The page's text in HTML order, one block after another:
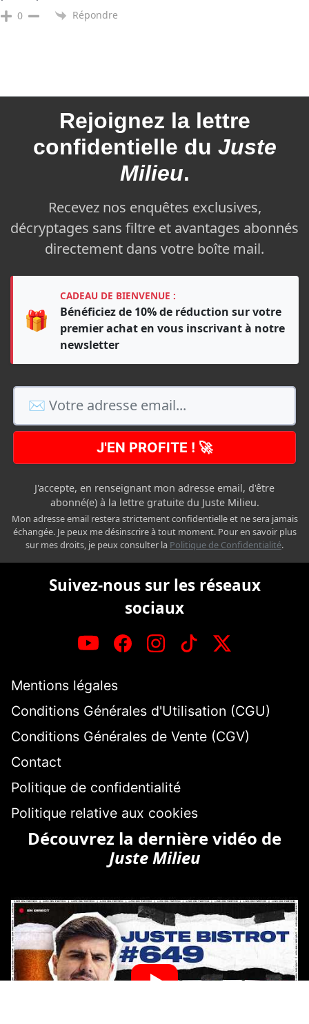
0 Répondre
Rejoignez la lettre
confidentielle du Juste
Milieu.
Recevez nos enquêtes exclusives,
décryptages sans filtre et avantages abonnés
directement dans votre boîte mail.
🎁
CADEAU DE BIENVENUE :
Bénéficiez de 10% de réduction sur votre
premier achat en vous inscrivant à notre
newsletter
J'EN PROFITE ! 🚀
J'accepte, en renseignant mon adresse email, d'être
abonné(e) à la lettre gratuite du Juste Milieu.
Mon adresse email restera strictement confidentielle et ne sera jamais
échangée. Je peux me désinscrire à tout moment. Pour en savoir plus
sur mes droits, je peux consulter la Politique de Confidentialité.
Suivez-nous sur les réseaux
sociaux
Mentions légales
Conditions Générales d'Utilisation (CGU)
Conditions Générales de Vente (CGV)
Contact
Politique de confidentialité
Politique relative aux cookies
Découvrez la dernière vidéo de
Juste Milieu